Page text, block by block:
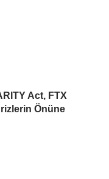
Act, FTX
Önüne